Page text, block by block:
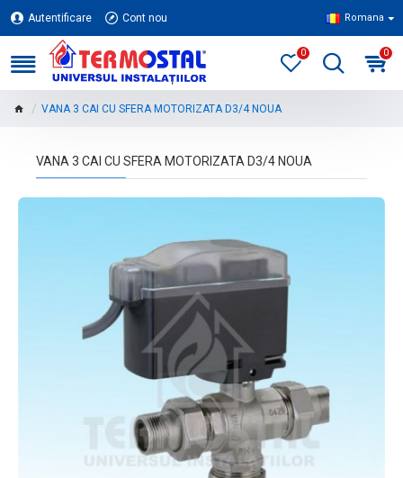
Autentificare Cont nou Romana
0 0
VANA 3 CAI CU SFERA MOTORIZATA D3/4 NOUA
VANA 3 CAI CU SFERA MOTORIZATA D3/4 NOUA